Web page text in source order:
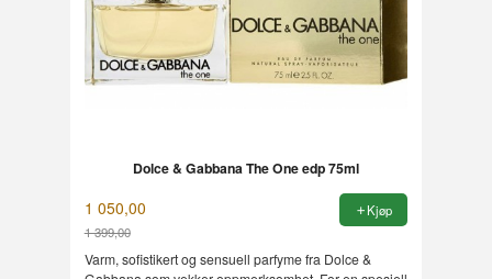
Dolce & Gabbana The One edp 75ml
1 050,00
1 399,00
Rabatt
Kjøp
Varm, sofistikert og sensuell parfyme fra Dolce &